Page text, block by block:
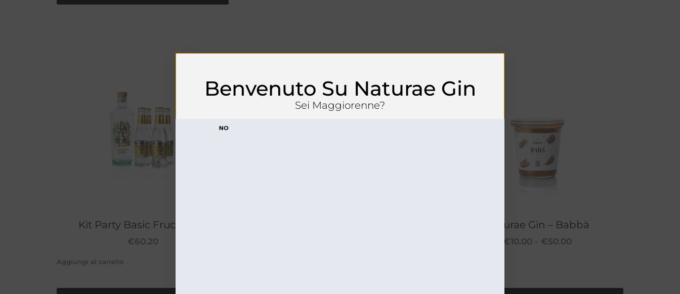
Kit Party Basic Fructetum
€60.20
Aggiungi al carrello
Naturae Gin – Babbà
€10.00 - €50.00
Benvenuto Su Naturae Gin
Sei Maggiorenne?
NO